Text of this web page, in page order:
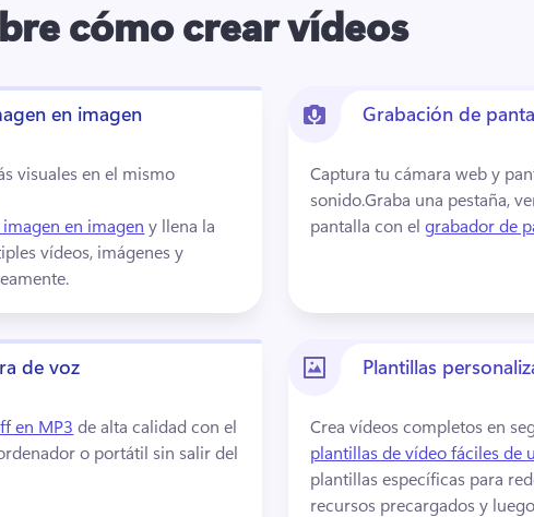
cómo crear vídeos
en imagen
visuales en el mismo
en imagen y llena la
vídeos, imágenes y
Grabación de
Captura tu cámara web y
sonido.Graba una pestaña,
pantalla con el grabador de
de voz
en MP3 de alta calidad con el
o portátil sin salir del
Plantillas
Crea vídeos completos en
plantillas de vídeo fáciles de
plantillas específicas para
recursos precargados y